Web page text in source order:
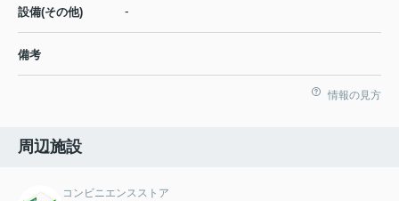
設備(その他) -
備考
情報の見方
周辺施設
コンビニエンスストア